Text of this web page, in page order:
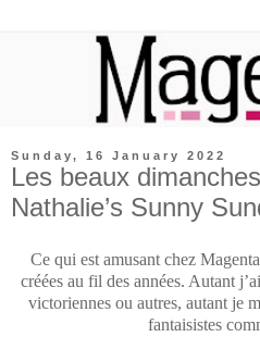
Sunday, 16 January 2022
Les beaux
Nathalie’s Sunny
Ce qui est amusant chez
créées au fil des années. Autant
victoriennes ou autres, autant je
fantaisistes